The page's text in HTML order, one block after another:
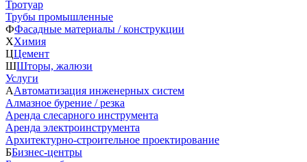
Тротуар
Трубы промышленные
ФФасадные материалы / конструкции
ХХимия
ЦЦемент
ШШторы, жалюзи
Услуги
ААвтоматизация инженерных систем
Алмазное бурение / резка
Аренда слесарного инструмента
Аренда электроинструмента
Архитектурно-строительное проектирование
ББизнес-центры